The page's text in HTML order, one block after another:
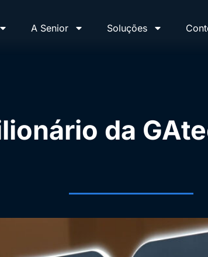
A Senior Soluções
da